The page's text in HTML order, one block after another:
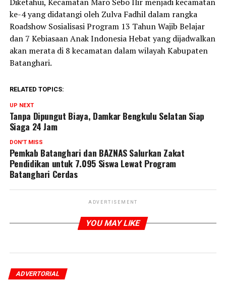
Diketahui, Kecamatan Maro Sebo Ilir menjadi kecamatan
ke-4 yang didatangi oleh Zulva Fadhil dalam rangka
Roadshow Sosialisasi Program 13 Tahun Wajib Belajar
dan 7 Kebiasaan Anak Indonesia Hebat yang dijadwalkan
akan merata di 8 kecamatan dalam wilayah Kabupaten
Batanghari.
RELATED TOPICS:
UP NEXT
Tanpa Dipungut Biaya, Damkar Bengkulu Selatan Siap
Siaga 24 Jam
DON'T MISS
Pemkab Batanghari dan BAZNAS Salurkan Zakat
Pendidikan untuk 7.095 Siswa Lewat Program
Batanghari Cerdas
ADVERTISEMENT
YOU MAY LIKE
ADVERTORIAL